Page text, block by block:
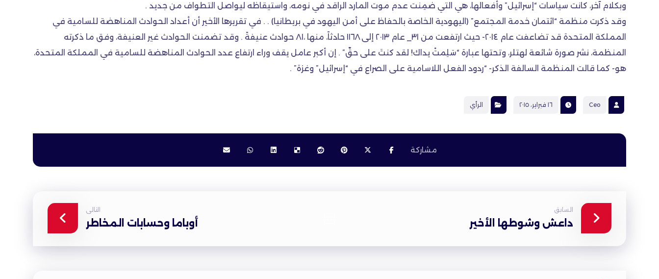
وبكلام آخر، كانت سياسات “إسرائيل” وأفعالها، هي التي ضمِنت عدم موت المارد الراقد في نومه، واستيقاظه ليواصل التطواف من جديد .
وقد ذكرت منظمة “ائتمان خدمة المجتمع” (اليهودية الخاصة بالحفاظ على أمن اليهود في بريطانيا) . . في تقريرها الأخير أن أعداد الحوادث المناهضة للسامية في
المملكة المتحدة قد تضاعفت عام ٢٠١٤- حيث ارتفعت من ٣١_ عام ٢٠١٣ إلى ١١٦٨ حادثاً، منها ،٨١ حوادث عنيفةً . وقد تضمنت الحوادث غير العنيفة، وفق ما ذكرته
المنظمة، نشر صورة شائعة لهتلر، وتحتها عبارة “سَلِمتْ يداك! لقد كنتَ على حقّ” . إن أكبر عامل يقف وراء ارتفاع عدد الحوادث المناهضة للسامية في المملكة المتحدة،
هو- كما قالت المنظمة السالفة الذكر- “ردود الفعل اللاسامية على الصراع في “إسرائيل” وغزة” .
Ceo ١٦ فبراير، ٢٠١٥ الرأي
السابق
داعش وشوطها الأخير
التالى
أوباما وحسابات المخاطر